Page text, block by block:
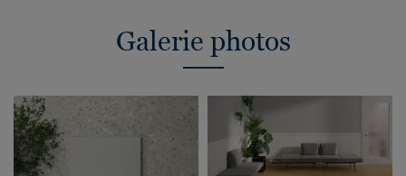
Galerie photos